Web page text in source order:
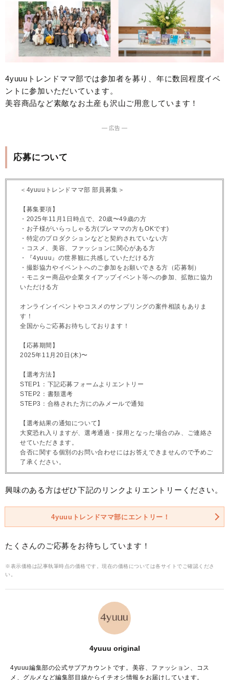
4yuuuトレンドママ部では参加者を募り、年に数回程度イベ
ントに参加いただいています。
美容商品など素敵なお土産も沢山ご用意しています！
― 広告 ―
応募について
＜4yuuuトレンドママ部 部員募集＞
【募集要項】
・2025年11月1日時点で、20歳〜49歳の方
・お子様がいらっしゃる方(プレママの方もOKです)
・特定のプロダクションなどと契約されていない方
・コスメ、美容、ファッションに関心がある方
・『4yuuu』の世界観に共感していただける方
・撮影協力やイベントへのご参加をお願いできる方（応募制）
・モニター商品や企業タイアップイベント等への参加、拡散に協力
いただける方
オンラインイベントやコスメのサンプリングの案件相談もありま
す！
全国からご応募お待ちしております！
【応募期間】
2025年11月20日(木)〜
【選考方法】
STEP1：下記応募フォームよりエントリー
STEP2：書類選考
STEP3：合格された方にのみメールで通知
【選考結果の通知について】
大変恐れ入りますが、選考通過・採用となった場合のみ、ご連絡さ
せていただきます。
合否に関する個別のお問い合わせにはお答えできませんので予めご
了承ください。
興味のある方はぜひ下記のリンクよりエントリーください。
4yuuuトレンドママ部にエントリー！
たくさんのご応募をお待ちしています！
※表示価格は記事執筆時点の価格です。現在の価格については各サイトでご確認くださ
い。
4yuuu original
4yuuu編集部の公式サブアカウントです。美容、ファッション、コス
メ、グルメなど編集部目線からイチオシ情報をお届けしています。